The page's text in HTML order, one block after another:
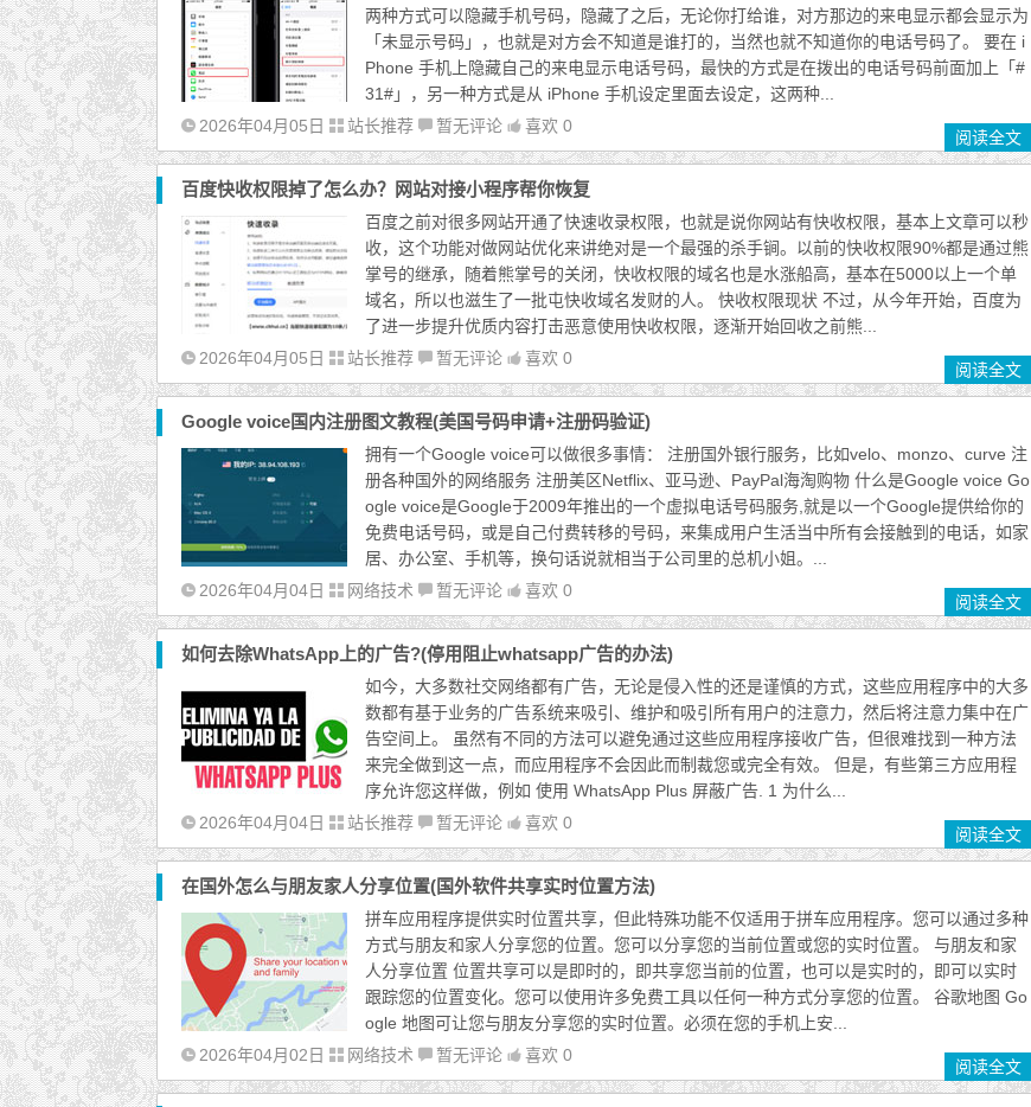
两种方式可以隐藏手机号码，隐藏了之后，无论你打给谁，对方那边的来电显示都会显示为
「未显示号码」，也就是对方会不知道是谁打的，当然也就不知道你的电话号码了。 要在 i
Phone 手机上隐藏自己的来电显示电话号码，最快的方式是在拨出的电话号码前面加上「#
31#」，另一种方式是从 iPhone 手机设定里面去设定，这两种...
2026年04月05日
站长推荐 暂无评论 喜欢 0
阅读全文
百度快收权限掉了怎么办？网站对接小程序帮你恢复
百度之前对很多网站开通了快速收录权限，也就是说你网站有快收权限，基本上文章可以秒
收，这个功能对做网站优化来讲绝对是一个最强的杀手锏。以前的快收权限90%都是通过熊
掌号的继承，随着熊掌号的关闭，快收权限的域名也是水涨船高，基本在5000以上一个单
域名，所以也滋生了一批屯快收域名发财的人。 快收权限现状 不过，从今年开始，百度为
了进一步提升优质内容打击恶意使用快收权限，逐渐开始回收之前熊...
2026年04月05日
站长推荐 暂无评论 喜欢 0
阅读全文
Google voice国内注册图文教程(美国号码申请+注册码验证)
拥有一个Google voice可以做很多事情： 注册国外银行服务，比如velo、monzo、curve 注
册各种国外的网络服务 注册美区Netflix、亚马逊、PayPal海淘购物 什么是Google voice Go
ogle voice是Google于2009年推出的一个虚拟电话号码服务,就是以一个Google提供给你的
免费电话号码，或是自己付费转移的号码，来集成用户生活当中所有会接触到的电话，如家
居、办公室、手机等，换句话说就相当于公司里的总机小姐。...
2026年04月04日
网络技术 暂无评论 喜欢 0
阅读全文
如何去除WhatsApp上的广告?(停用阻止whatsapp广告的办法)
如今，大多数社交网络都有广告，无论是侵入性的还是谨慎的方式，这些应用程序中的大多
数都有基于业务的广告系统来吸引、维护和吸引所有用户的注意力，然后将注意力集中在广
告空间上。 虽然有不同的方法可以避免通过这些应用程序接收广告，但很难找到一种方法
来完全做到这一点，而应用程序不会因此而制裁您或完全有效。 但是，有些第三方应用程
序允许您这样做，例如 使用 WhatsApp Plus 屏蔽广告. 1 为什么...
2026年04月04日
站长推荐 暂无评论 喜欢 0
阅读全文
在国外怎么与朋友家人分享位置(国外软件共享实时位置方法)
拼车应用程序提供实时位置共享，但此特殊功能不仅适用于拼车应用程序。您可以通过多种
方式与朋友和家人分享您的位置。您可以分享您的当前位置或您的实时位置。 与朋友和家
人分享位置 位置共享可以是即时的，即共享您当前的位置，也可以是实时的，即可以实时
跟踪您的位置变化。您可以使用许多免费工具以任何一种方式分享您的位置。 谷歌地图 Go
ogle 地图可让您与朋友分享您的实时位置。必须在您的手机上安...
2026年04月02日
网络技术 暂无评论 喜欢 0
阅读全文